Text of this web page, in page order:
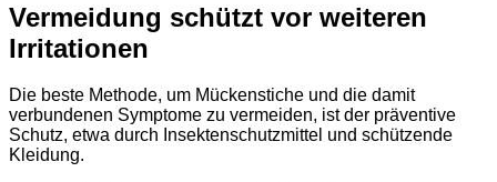
Vermeidung schützt vor weiteren
Irritationen
Die beste Methode, um Mückenstiche und die damit
verbundenen Symptome zu vermeiden, ist der präventive
Schutz, etwa durch Insektenschutzmittel und schützende
Kleidung.